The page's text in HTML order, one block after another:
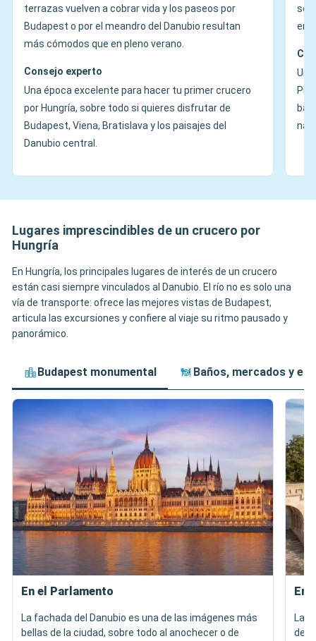
terrazas vuelven a cobrar vida y los paseos por
Budapest o por el meandro del Danubio resultan
más cómodos que en pleno verano.
Consejo experto
Una época excelente para hacer tu primer crucero
por Hungría, sobre todo si quieres disfrutar de
Budapest, Viena, Bratislava y los paisajes del
Danubio central.
son
en
Lugares imprescindibles de un crucero por
Hungría
En Hungría, los principales lugares de interés de un crucero
están casi siempre vinculados al Danubio. El río no es solo una
vía de transporte: ofrece las mejores vistas de Budapest,
articula las excursiones y confiere al viaje su ritmo pausado y
panorámico.
Budapest monumental Baños, mercados y
En el Parlamento
La fachada del Danubio es una de las imágenes más
bellas de la ciudad, sobre todo al anochecer o de
En
Las